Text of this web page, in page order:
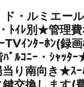
ド・ルミエー
ﾄｲﾚ別★管理
ｲﾝﾀｰﾎﾝ(録
ﾞﾙｺﾆｰ・ｼｬｯﾀ
り南向き★ｽｰ